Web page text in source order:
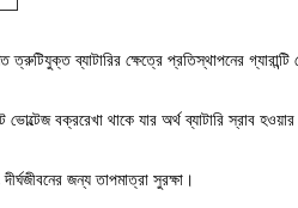
ব্যাটারির ক্ষেত্রে প্রতিস্থাপনের গ্যারান্টি
ভোল্টেজ বক্ররেখা থাকে যার অর্থ ব্যাটারি স্রাব
জন্য তাপমাত্রা সুরক্ষা।